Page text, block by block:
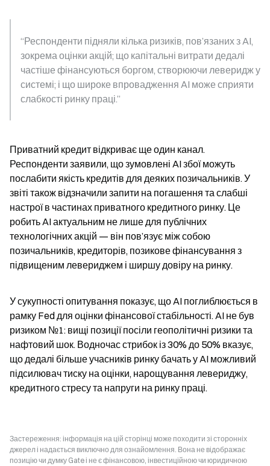
“Респонденти підняли кілька ризиків, пов’язаних з AI,
зокрема оцінки акцій; що капітальні витрати дедалі
частіше фінансуються боргом, створюючи леверидж у
системі; і що широке впровадження AI може сприяти
слабкості ринку праці.”
Приватний кредит відкриває ще один канал.
Респонденти заявили, що зумовлені AI збої можуть
послабити якість кредитів для деяких позичальників. У
звіті також відзначили запити на погашення та слабші
настрої в частинах приватного кредитного ринку. Це
робить AI актуальним не лише для публічних
технологічних акцій — він пов’язує між собою
позичальників, кредиторів, позикове фінансування з
підвищеним левериджем і ширшу довіру на ринку.
У сукупності опитування показує, що AI поглиблюється в
рамку Fed для оцінки фінансової стабільності. AI не був
ризиком №1: вищі позиції посіли геополітичні ризики та
нафтовий шок. Водночас стрибок із 30% до 50% вказує,
що дедалі більше учасників ринку бачать у AI можливий
підсилювач тиску на оцінки, нарощування левериджу,
кредитного стресу та напруги на ринку праці.
Застереження: інформація на цій сторінці може походити зі сторонніх
джерел і надається виключно для ознайомлення. Вона не відображає
позицію чи думку Gate і не є фінансовою, інвестиційною чи юридичною